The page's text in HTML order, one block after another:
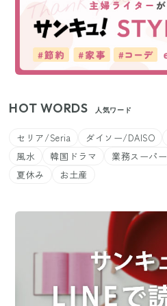
HOT WORDS 人気ワード
セリア/Seria ダイソー/DAISO
風水
韓国ドラマ 業務スーパー
夏休み
お土産